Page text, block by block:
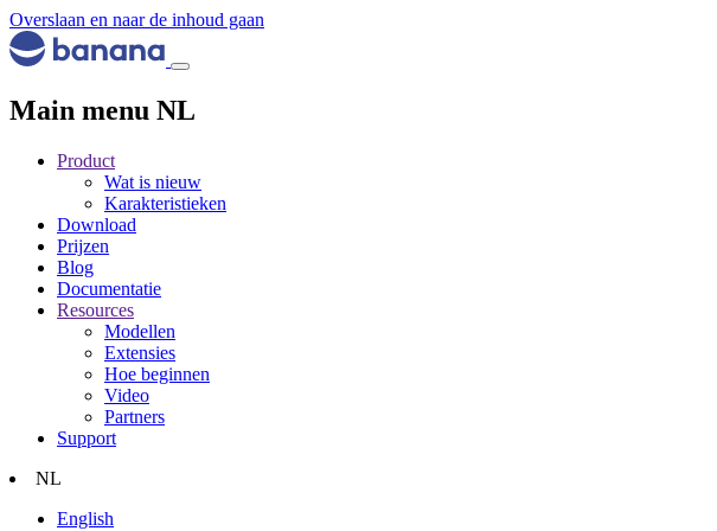
Overslaan en naar de inhoud gaan
Main menu NL
Product
Wat is nieuw
Karakteristieken
Download
Prijzen
Blog
Documentatie
Resources
Modellen
Extensies
Hoe beginnen
Video
Partners
Support
NL
English